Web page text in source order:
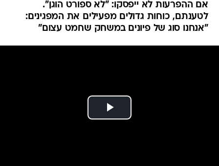
אם ההפרעות לא ייפסקו: "לא ספורט הוגן".
לטענתם, כוחות גדולים מפעילים את המפגינים:
"אנחנו סוג של פיונים במשחק שחמט עצום"